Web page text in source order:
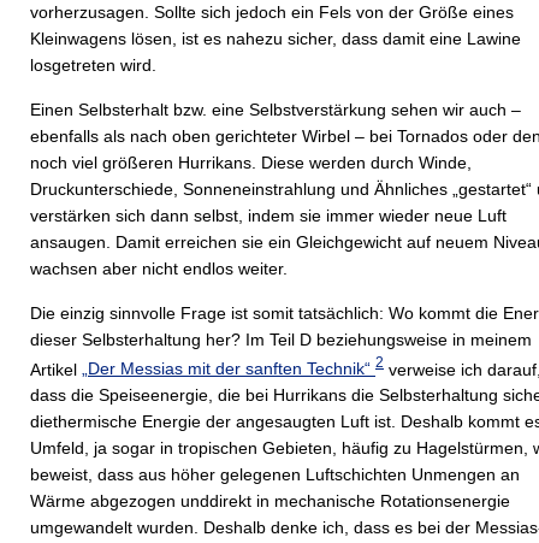
vorherzusagen. Sollte sich jedoch ein Fels von der Größe eines
Kleinwagens lösen, ist es nahezu sicher, dass damit eine Lawine
losgetreten wird.
Einen Selbsterhalt bzw. eine Selbstverstärkung sehen wir auch –
ebenfalls als nach oben gerichteter Wirbel – bei Tornados oder
noch viel größeren Hurrikans. Diese werden durch Winde,
Druckunterschiede, Sonnen­einstrahlung und Ähnliches „gestartet“
verstärken sich dann selbst, indem sie immer wieder neue Luft
ansaugen. Damit erreichen sie ein Gleichgewicht auf neuem
wachsen aber nicht endlos weiter.
Die einzig sinnvolle Frage ist somit tatsächlich: Wo kommt die
dieser Selbsterhaltung her? Im Teil D beziehungsweise in meinem
Artikel „Der Messias mit der sanften Technik“ 2 verweise ich
dass die Speiseenergie, die bei Hurrikans die Selbsterhaltung
diethermische Energie der angesaugten Luft ist. Deshalb kommt
Umfeld, ja sogar in tropischen Gebieten, häufig zu Hagelstürmen,
beweist, dass aus höher gelegenen Luftschichten Unmengen an
Wärme abgezogen unddirekt in mechanische Rotationsenergie
umgewandelt wurden. Deshalb denke ich, dass es bei der